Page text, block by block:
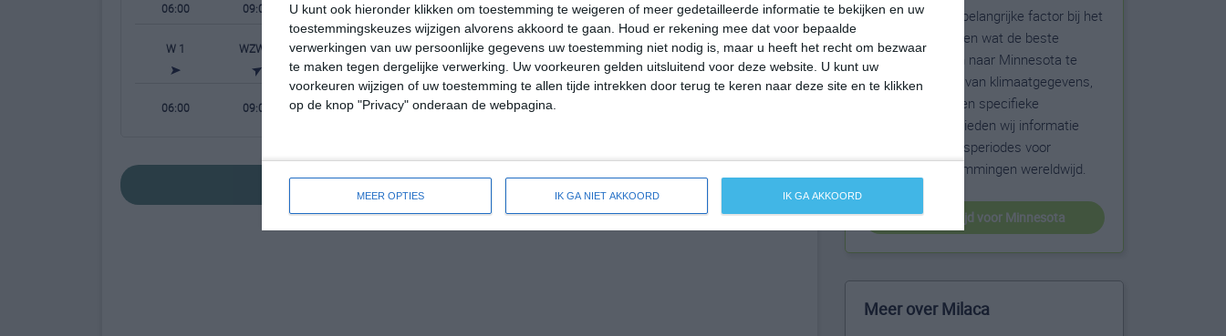
U kunt ook hieronder klikken om toestemming te weigeren of meer gedetailleerde informatie te bekijken en uw
toestemmingskeuzes wijzigen alvorens akkoord te gaan.
Houd er rekening mee dat voor bepaalde
verwerkingen van uw persoonlijke gegevens uw toestemming niet nodig is, maar u heeft het recht om bezwaar
te maken tegen dergelijke verwerking. Uw voorkeuren gelden uitsluitend voor deze website. U kunt uw
voorkeuren wijzigen of uw toestemming te allen tijde intrekken door terug te keren naar deze site en te klikken
op de knop "Privacy" onderaan de webpagina.
MEER OPTIES IK GA NIET AKKOORD IK GA AKKOORD
06:00 09:00 12:00 15:00 18:00 21:00 00:00 03:00
W 1 WZW 1 WZW 2 WZW 3 ZW 3 ZZW 2 ZZW 2 Z 1
06:00 09:00 12:00 15:00 18:00
bekijk de uitgebreide weersverwachting voor Milaca
Het weer is een belangrijke factor bij het
reizen. Wil je weten wat de beste
maanden zijn om naar Minnesota te
reizen? Op basis van klimaatgegevens,
weersextremen en specifieke
weerinformatie bieden wij informatie
over de beste reisperiodes voor
duizenden bestemmingen wereldwijd.
beste reistijd voor Minnesota
Meer over Milaca